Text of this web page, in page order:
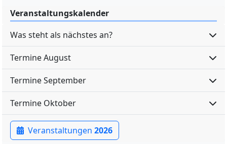
Veranstaltungskalender
Was steht als nächstes an?
Termine August
Termine September
Termine Oktober
Veranstaltungen 2026